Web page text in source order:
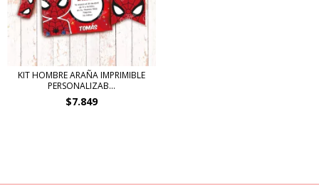
KIT HOMBRE ARAÑA IMPRIMIBLE
PERSONALIZAB...
$7.849